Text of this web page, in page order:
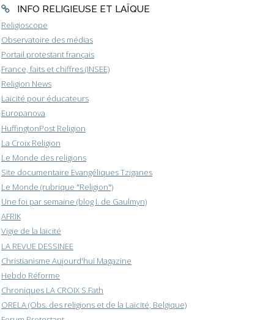
INFO RELIGIEUSE ET LAÏQUE
Religioscope
Observatoire des médias
Portail protestant français
France, faits et chiffres (INSEE)
Religion News
Laïcité pour éducateurs
Europanova
HuffingtonPost Religion
La Croix Religion
Le Monde des religions
Site documentaire Evangéliques Tziganes
Le Monde (rubrique "Religion")
Une foi par semaine (blog I. de Gaulmyn)
AFRIK
Vigie de la laïcité
LA REVUE DESSINEE
Christianisme Aujourd'hui Magazine
Hebdo Réforme
Chroniques LA CROIX S.Fath
ORELA (Obs. des religions et de la Laïcité, Belgique)